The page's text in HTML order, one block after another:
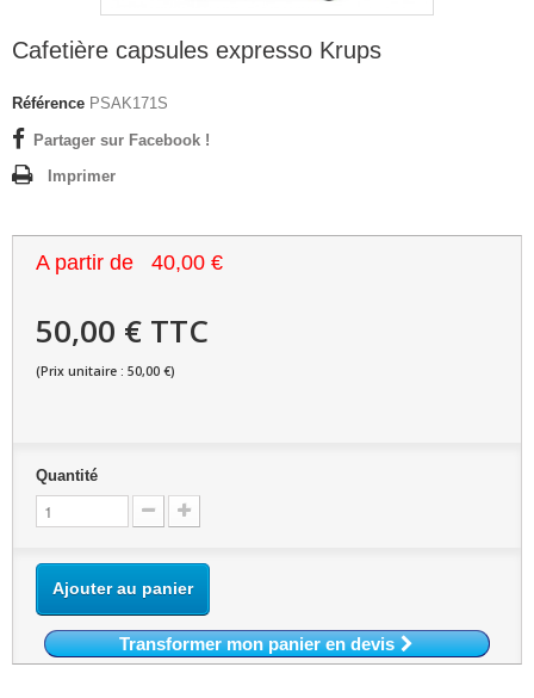
Cafetière capsules expresso Krups
Référence PSAK171S
Partager sur Facebook !
Imprimer
A partir de 40,00 €
50,00 € TTC
(Prix unitaire : 50,00 €)
Quantité
Ajouter au panier
Transformer mon panier en devis